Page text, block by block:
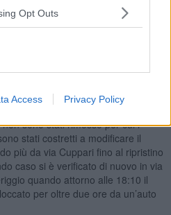
Opt Outs
Access Privacy Policy
due autoveicoli,
oltre un’ora. La polizia
sono stati rimosso per cui i
stati costretti a modificare il
più da via Cuppari fino al ripristino
caso si è verificato di nuovo in via
quando attorno alle 18:10 il
per oltre due ore da un’auto